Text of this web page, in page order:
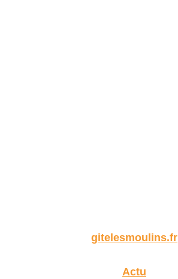
gitelesmoulins.fr
Actu